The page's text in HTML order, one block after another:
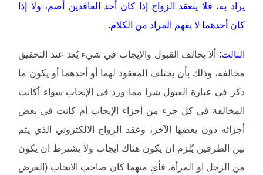
يراد به، فلا ينعقد الزواج إذا كان أحد العاقدين أصم، ولا إذا
كان أحدهما لا يفهم المراد من الكلام.
الثالث: ألا يخالف القبول والإيجاب في شيء يُعد عند التحقيق
مخالفة، وذلك بأن يختلف المعقود لهما أو أحدهما أو يكون ما
ذكر في عبارة القبول شرا مما ورد في الإيجاب سواء أكانت
المخالفة في كل جزء من أجزاء الإيجاب أم كانت في بعض
أجزائه دون بعضها الآخر، وعقد الزواج الالكتروني الذي يتم
بين الطرفين يُلزم ان يكون هناك ايجاب ولا يشترط ان يكون
من الرجل او المرأة، فأي منهما كان صاحب الايجاب (العرض